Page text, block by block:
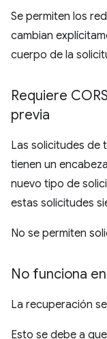
Se permiten los
cambian
cuerpo de la
Requiere
previa
Las solicitudes de
tienen un
nuevo tipo de
estas solicitudes
No se permiten
No funciona
La recuperación
Esto se debe a